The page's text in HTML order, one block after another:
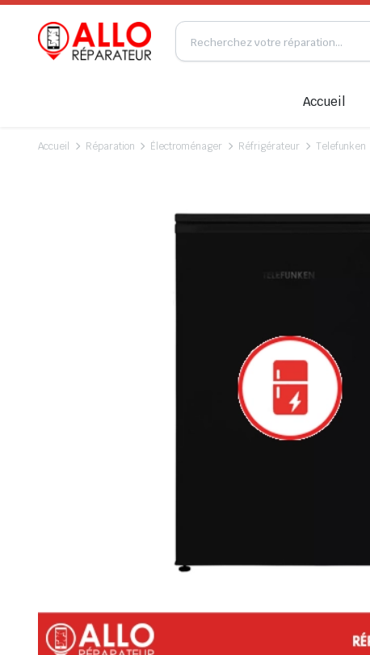
Accueil
Accueil Réparation Électroménager Réfrigérateur Telefunken